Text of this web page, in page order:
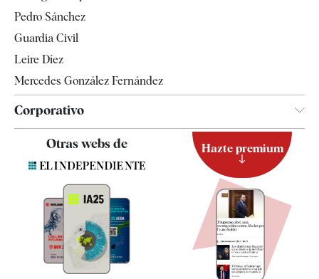
Televisión
Pedro Sánchez
Guardia Civil
Leire Díez
Mercedes González Fernández
Corporativo
Contacto
Quiénes somos
Especificaciones
Otras webs de Hazte premium